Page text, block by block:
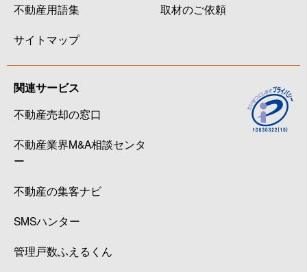
不動産用語集
サイトマップ
取材のご依頼
関連サービス
不動産売却の窓口
不動産業界M&A相談センタ
ー
不動産の集客ナビ
SMSハンター
管理戸数ふえるくん